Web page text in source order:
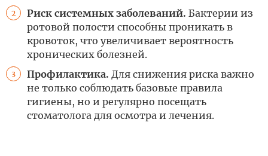
2 Риск системных заболеваний. Бактерии из
ротовой полости способны проникать в
кровоток, что увеличивает вероятность
хронических болезней.
3 Профилактика. Для снижения риска важно
не только соблюдать базовые правила
гигиены, но и регулярно посещать
стоматолога для осмотра и лечения.